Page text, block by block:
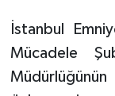
İstanbul
Mücadele